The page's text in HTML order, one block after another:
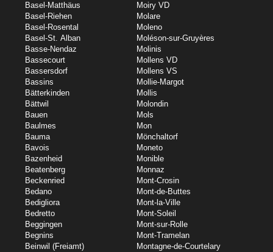
Basel-Matthäus
Basel-Riehen
Basel-Rosental
Basel-St. Alban
Basse-Nendaz
Bassecourt
Bassersdorf
Bassins
Bätterkinden
Bättwil
Bauen
Baulmes
Bauma
Bavois
Bazenheid
Beatenberg
Beckenried
Bedano
Bedigliora
Bedretto
Beggingen
Begnins
Beinwil (Freiamt)
Moiry VD
Molare
Moleno
Moléson-sur-Gruyères
Molinis
Mollens VD
Mollens VS
Mollie-Margot
Mollis
Molondin
Mols
Mon
Mönchaltorf
Moneto
Monible
Monnaz
Mont-Crosin
Mont-de-Buttes
Mont-la-Ville
Mont-Soleil
Mont-sur-Rolle
Mont-Tramelan
Montagne-de-Courtelary